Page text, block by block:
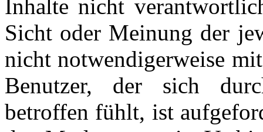
Inhalte nicht
Sicht oder Meinung der
nicht notwendigerweise
Benutzer, der sich
betroffen fühlt, ist